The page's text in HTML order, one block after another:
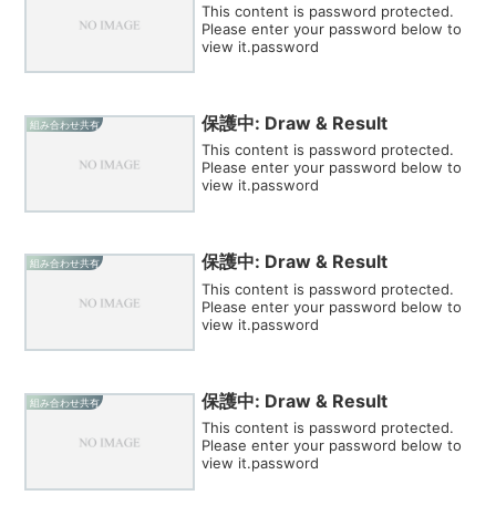
This content is password protected.
Please enter your password below to
view it.password
組み合わせ共有 保護中: Draw & Result
This content is password protected.
Please enter your password below to
view it.password
組み合わせ共有 保護中: Draw & Result
This content is password protected.
Please enter your password below to
view it.password
組み合わせ共有 保護中: Draw & Result
This content is password protected.
Please enter your password below to
view it.password